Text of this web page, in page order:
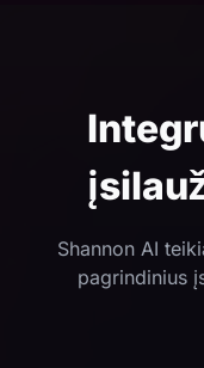
Shannon AI
pagrindinius